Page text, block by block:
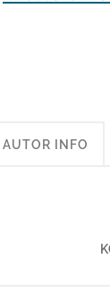
AUTOR INFO